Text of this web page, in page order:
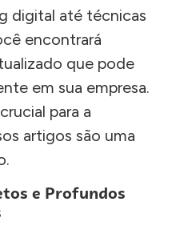
digital até técnicas
encontrará
que pode
em sua empresa.
para a
artigos são uma
e Profundos